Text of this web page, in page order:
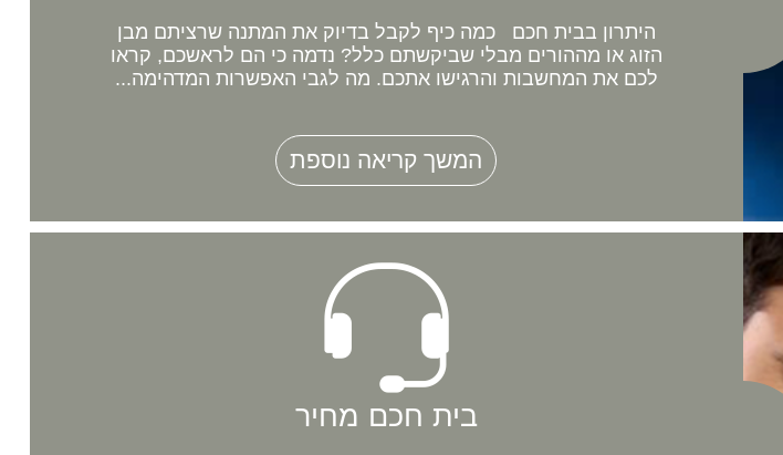
היתרון בבית חכם כמה כיף לקבל בדיוק את המתנה שרציתם מבן
הזוג או מההורים מבלי שביקשתם כלל? נדמה כי הם לראשכם, קראו
לכם את המחשבות והרגישו אתכם. מה לגבי האפשרות המדהימה...
המשך קריאה נוספת
בית חכם מחיר